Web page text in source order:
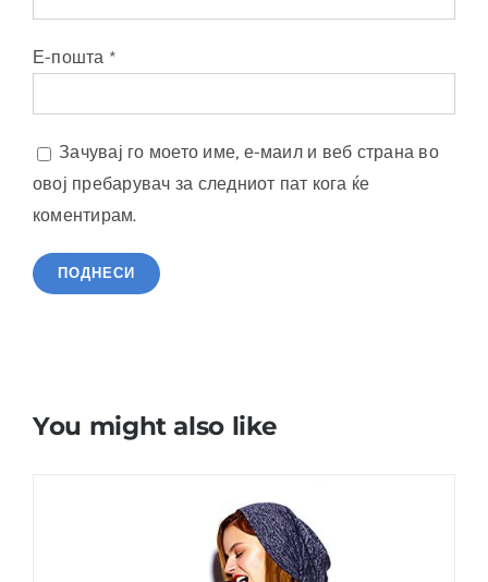
Е-пошта *
Зачувај го моето име, е-маил и веб страна во
овој пребарувач за следниот пат кога ќе
коментирам.
You might also like